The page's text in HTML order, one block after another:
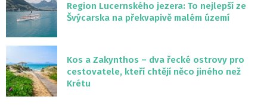
Region Lucernského jezera: To nejlepší ze
Švýcarska na překvapivě malém území
Kos a Zakynthos – dva řecké ostrovy pro
cestovatele, kteří chtějí něco jiného než
Krétu